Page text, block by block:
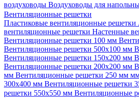
воздуховоды Воздуховоды для
Вентиляционные решетки
Пластиковые вентиляционные решетки
вентиляционные решетки Настенные
Вентиляционные решетки 100 мм
Вентиляционные решетки 500х100 мм
Вентиляционные решетки 150х200 мм
Вентиляционные решетки 200х200 мм
мм Вентиляционные решетки 250 мм
300х400 мм Вентиляционные решетки
решетки 550х550 мм Вентиляционные